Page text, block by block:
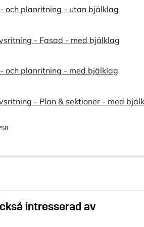
och planritning - utan bjälklag
- Fasad - med bjälklag
och planritning - med bjälklag
- Plan & sektioner - med
intresserad av